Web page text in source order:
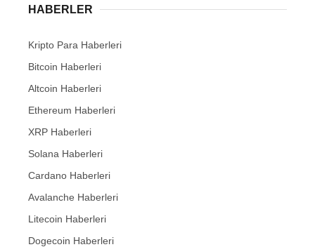
HABERLER
Kripto Para Haberleri
Bitcoin Haberleri
Altcoin Haberleri
Ethereum Haberleri
XRP Haberleri
Solana Haberleri
Cardano Haberleri
Avalanche Haberleri
Litecoin Haberleri
Dogecoin Haberleri